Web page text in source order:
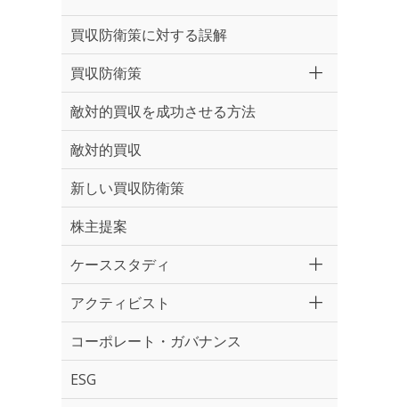
買収防衛策に対する誤解
買収防衛策
敵対的買収を成功させる方法
敵対的買収
新しい買収防衛策
株主提案
ケーススタディ
アクティビスト
コーポレート・ガバナンス
ESG